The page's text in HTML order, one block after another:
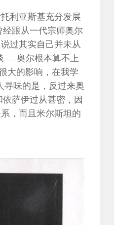
利亚斯基充分发展
跟从一代宗师奥尔
过其实自己并未从
……奥尔根本算不上
大的影响，在我学
寻味的是，反过来奥
萨伊过从甚密，因
，而且米尔斯坦的